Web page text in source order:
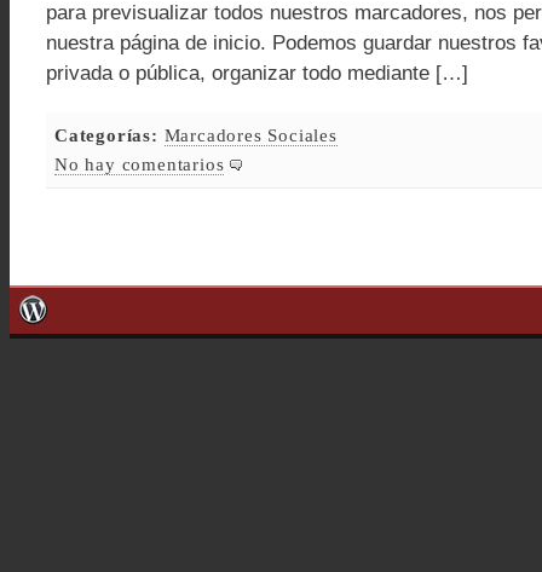
para previsualizar todos nuestros marcadores, nos
nuestra página de inicio. Podemos guardar nuestros
privada o pública, organizar todo mediante […]
Categorías: Marcadores Sociales
No hay comentarios